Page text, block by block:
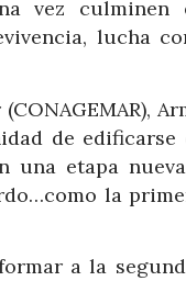
vez
lucha
de
una etapa
la
a la